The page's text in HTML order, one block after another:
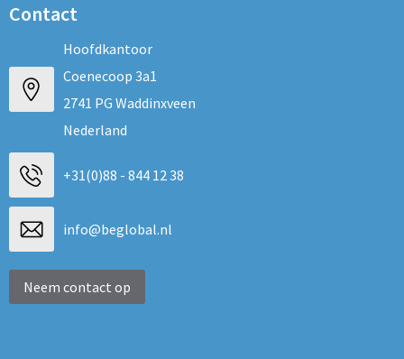
Contact
Hoofdkantoor
Coenecoop 3a1
2741 PG Waddinxveen
Nederland
+31(0)88 - 844 12 38
info@beglobal.nl
Neem contact op